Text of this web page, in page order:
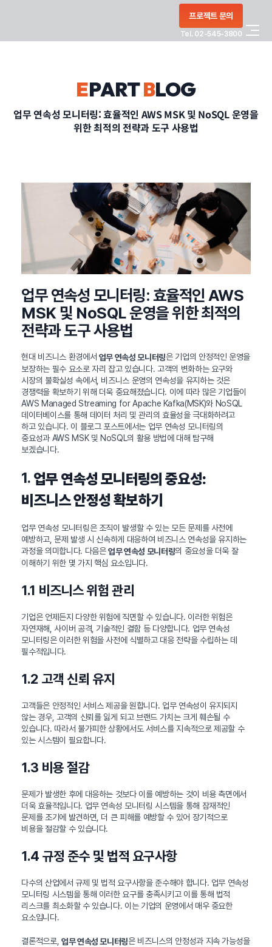
프로젝트 문의
Tel. 02-545-3800
PORTFOLIO
CONTACT
정부지원사업
EPARTBLOG
업무 연속성 모니터링: 효율적인 AWS MSK 및 NoSQL 운영을
위한 최적의 전략과 도구 사용법
업무 연속성 모니터링: 효율적인 AWS
MSK 및 NoSQL 운영을 위한 최적의
전략과 도구 사용법
현대 비즈니스 환경에서 업무 연속성 모니터링은 기업의 안정적인 운영을
보장하는 필수 요소로 자리 잡고 있습니다. 고객의 변화하는 요구와
시장의 불확실성 속에서, 비즈니스 운영의 연속성을 유지하는 것은
경쟁력을 확보하기 위해 더욱 중요해졌습니다. 이에 따라 많은 기업들이
AWS Managed Streaming for Apache Kafka(MSK)와 NoSQL
데이터베이스를 통해 데이터 처리 및 관리의 효율성을 극대화하려고
하고 있습니다. 이 블로그 포스트에서는 업무 연속성 모니터링의
중요성과 AWS MSK 및 NoSQL의 활용 방법에 대해 탐구해
보겠습니다.
1. 업무 연속성 모니터링의 중요성:
비즈니스 안정성 확보하기
업무 연속성 모니터링은 조직이 발생할 수 있는 모든 문제를 사전에
예방하고, 문제 발생 시 신속하게 대응하여 비즈니스 연속성을 유지하는
과정을 의미합니다. 다음은업무 연속성 모니터링의 중요성을 더욱 잘
이해하기 위한 몇 가지 핵심 요소입니다.
1.1 비즈니스 위험 관리
기업은 언제든지 다양한 위험에 직면할 수 있습니다. 이러한 위험은
자연재해, 사이버 공격, 기술적인 결함 등 다양합니다. 업무 연속성
모니터링은 이러한 위험을 사전에 식별하고 대응 전략을 수립하는 데
필수적입니다.
1.2 고객 신뢰 유지
고객들은 안정적인 서비스 제공을 원합니다. 업무 연속성이 유지되지
않는 경우, 고객의 신뢰를 잃게 되고 브랜드 가치는 크게 훼손될 수
있습니다. 따라서 불가피한 상황에서도 서비스를 지속적으로 제공할 수
있는 시스템이 필요합니다.
1.3 비용 절감
문제가 발생한 후에 대응하는 것보다 이를 예방하는 것이 비용 측면에서
더욱 효율적입니다. 업무 연속성 모니터링 시스템을 통해 잠재적인
문제를 조기에 발견하면, 더 큰 피해를 예방할 수 있어 장기적으로
비용을 절감할 수 있습니다.
1.4 규정 준수 및 법적 요구사항
다수의 산업에서 규제 및 법적 요구사항을 준수해야 합니다. 업무 연속성
모니터링 시스템을 통해 이러한 요구를 충족시키고 이를 통해 법적
리스크를 최소화할 수 있습니다. 이는 기업의 운영에서 매우 중요한
요소입니다.
결론적으로, 업무 연속성 모니터링은 비즈니스의 안정성과 지속 가능성을